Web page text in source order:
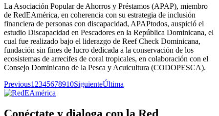
La Asociación Popular de Ahorros y Préstamos (APAP), miembro
de RedEAmérica, en coherencia con su estrategia de inclusión
financiera de personas con discapacidad, APAPtodos, auspició el
estudio Discapacidad en Pescadores en la República Dominicana, el
cual fue realizado bajo el liderazgo de Reef Check Dominicana,
fundación sin fines de lucro dedicada a la conservación de los
ecosistemas de arrecifes de coral tropicales, en colaboración con el
Consejo Dominicano de la Pesca y Acuicultura (CODOPESCA).
Previous1 2345678910SiguienteÚltima